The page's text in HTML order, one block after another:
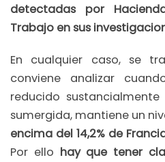
detectadas por
Trabajo en sus
En cualquier caso, se
conviene analizar
reducido
sumergida, mantiene un
encima del 14,2% de
Por ello hay que tener